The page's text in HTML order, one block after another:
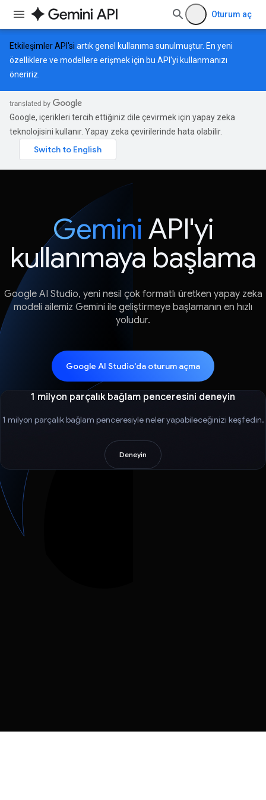
Oturum aç
Etkileşimler API'si artık genel kullanıma sunulmuştur. En yeni
özelliklere ve modellere erişmek için bu API'yi kullanmanızı
öneririz.
Google, içerikleri tercih ettiğiniz dile çevirmek için yapay zeka
teknolojisini kullanır. Yapay zeka çevirilerinde hata olabilir.
Gemini API'yi
kullanmaya başlama
Google AI Studio, yeni nesil çok formatlı üretken yapay zeka
modeli ailemiz Gemini ile geliştirmeye başlamanın en hızlı
yoludur.
Google AI Studio'da oturum açma
1 milyon parçalık bağlam penceresini deneyin
1 milyon parçalık bağlam penceresiyle neler yapabileceğinizi keşfedin.
Deneyin